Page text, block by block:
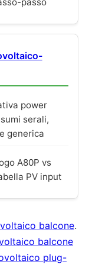
power
serali,
generica
A80P vs
PV input
balcone.
balcone
plug-